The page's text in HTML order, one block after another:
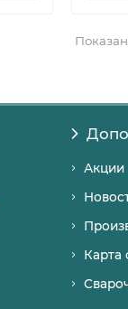
Акции
Карта